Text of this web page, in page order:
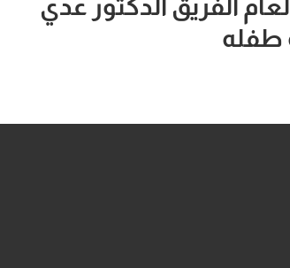
الفريق الدكتور عدي
طفله